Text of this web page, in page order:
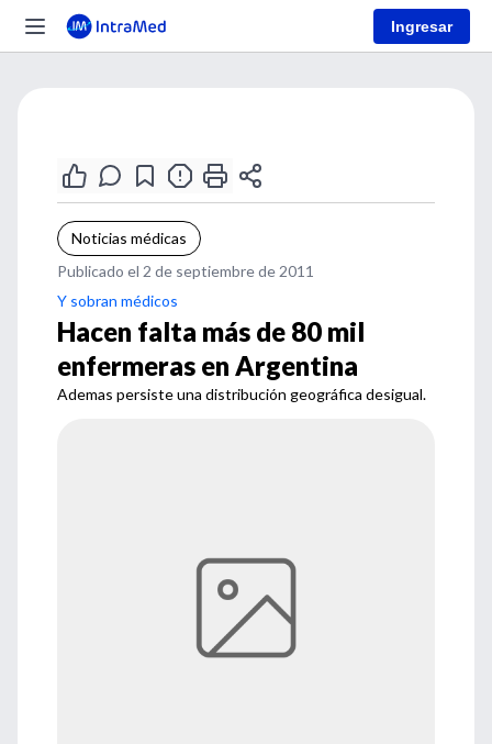
Ingresar
Noticias médicas
Publicado el 2 de septiembre de 2011
Y sobran médicos
Hacen falta más de 80 mil
enfermeras en Argentina
Ademas persiste una distribución geográfica desigual.